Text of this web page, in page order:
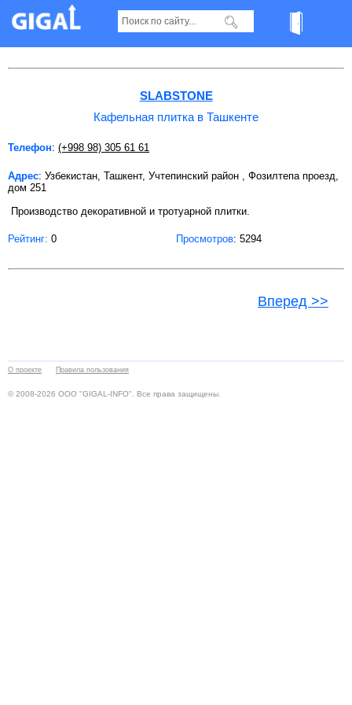
Кафельная плитка в Ташкенте Страница 2
SLABSTONE
Кафельная плитка в Ташкенте
Телефон: (+998 98) 305 61 61
Адрес: Узбекистан, Ташкент, Учтепинский район , Фозилтепа проезд,
дом 251
Производство декоративной и тротуарной плитки.
Рейтинг: 0 Просмотров: 5294
Вперед >>
О проекте Правила пользования
© 2008-2026 ООО "GIGAL-INFO". Все права защищены.